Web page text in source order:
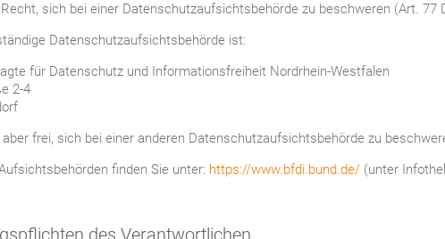
sich bei einer Datenschutzaufsichtsbehörde zu beschweren (Art. 77
Datenschutzaufsichtsbehörde ist:
für Datenschutz und Informationsfreiheit Nordrhein-Westfalen
2-4
frei, sich bei einer anderen Datenschutzaufsichtsbehörde zu
finden Sie unter: https://www.bfdi.bund.de/ (unter
des Verantwortlichen